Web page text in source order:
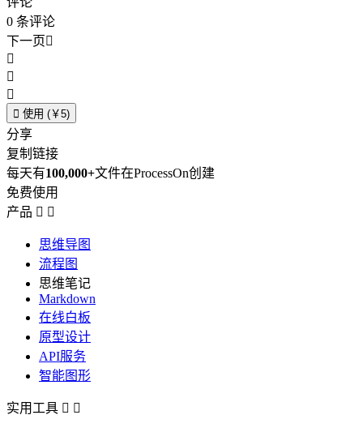
0 条评论
下一页



 使用 (￥5)
分享
复制链接
每天有100,000+文件在ProcessOn创建
免费使用
产品  
思维导图
流程图
思维笔记
Markdown
在线白板
原型设计
API服务
智能图形
实用工具  